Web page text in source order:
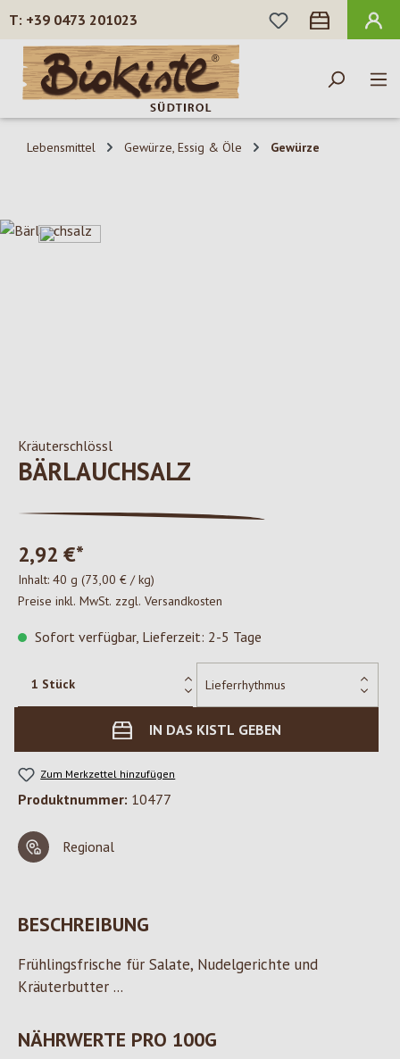
Zum Hauptinhalt springen
+39 0473 201023
DU HAST 0
Lebensmittel Gewürze, Essig & Öle Gewürze
Bildergalerie überspringen
Kräuterschlössl
BÄRLAUCHSALZ
2,92 €*
Inhalt: 40 g (73,00 € / kg)
Preise inkl. MwSt. zzgl. Versandkosten
Sofort verfügbar, Lieferzeit: 2-5 Tage
IN DAS KISTL GEBEN
Zum Merkzettel hinzufügen
Produktnummer: 10477
Regional
BESCHREIBUNG
Frühlingsfrische für Salate, Nudelgerichte und
Kräuterbutter ...
NÄHRWERTE PRO 100G